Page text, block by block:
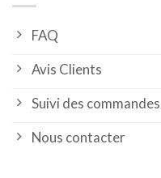
FAQ
Avis Clients
Suivi des commandes
Nous contacter